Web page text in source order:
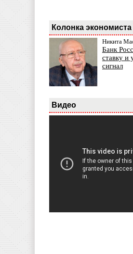
Колонка экономиста
Никита
Банк
ставку и
сигнал
Видео